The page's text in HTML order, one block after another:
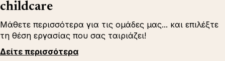
childcare
Μάθετε περισσότερα για τις ομάδες μας... και επιλέξτε
τη θέση εργασίας που σας ταιριάζει!
Δείτε περισσότερα